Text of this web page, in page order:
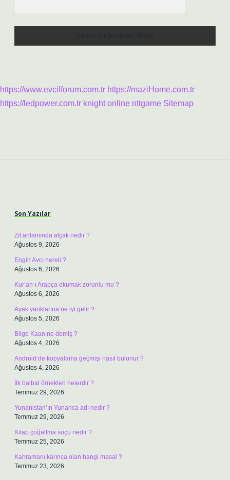
https://www.evcilforum.com.tr https://maziHome.com.tr
https://ledpower.com.tr knight online nttgame Sitemap
Son Yazılar
Zıt anlamında alçak nedir ?
Ağustos 9, 2026
Engin Avcı nereli ?
Ağustos 6, 2026
Kur’an-ı Arapça okumak zorunlu mu ?
Ağustos 6, 2026
Ayak yarıklarına ne iyi gelir ?
Ağustos 5, 2026
Bilge Kaan ne demiş ?
Ağustos 4, 2026
Android’de kopyalama geçmişi nasıl bulunur ?
Ağustos 4, 2026
İlk balbal örnekleri nelerdir ?
Temmuz 29, 2026
Yunanistan’ın Yunanca adı nedir ?
Temmuz 29, 2026
Kitap çoğaltma suçu nedir ?
Temmuz 25, 2026
Kahramanı karınca olan hangi masal ?
Temmuz 23, 2026